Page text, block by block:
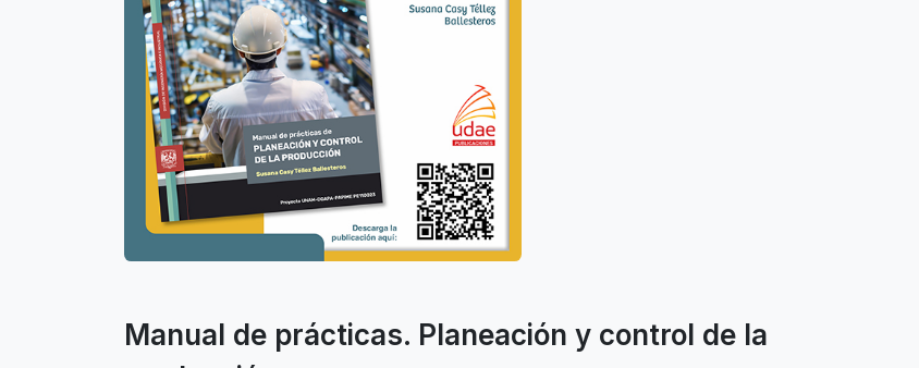
Manual de prácticas. Planeación y control de la